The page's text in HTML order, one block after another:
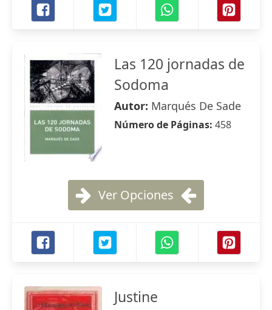
Las 120 jornadas de
Sodoma
Autor: Marqués De Sade
Número de Páginas: 458
Ver Opciones
Justine